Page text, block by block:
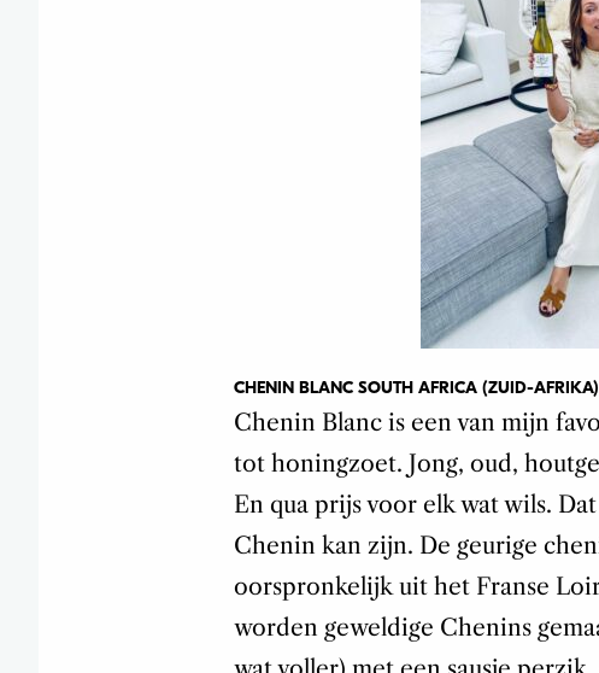
CHENIN BLANC SOUTH AFRICA (ZUID-AFRIKA)
Chenin Blanc is een van mijn
tot honingzoet. Jong, oud,
En qua prijs voor elk wat wils.
Chenin kan zijn. De geurige
oorspronkelijk uit het Franse
worden geweldige Chenins